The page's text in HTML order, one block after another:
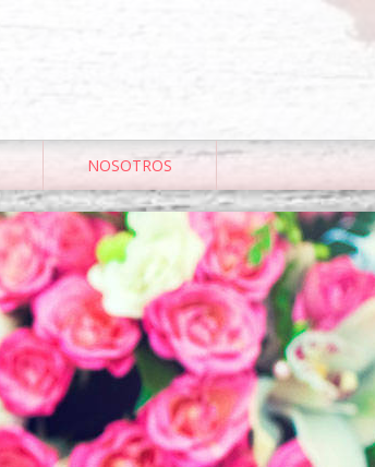
NOSOTROS